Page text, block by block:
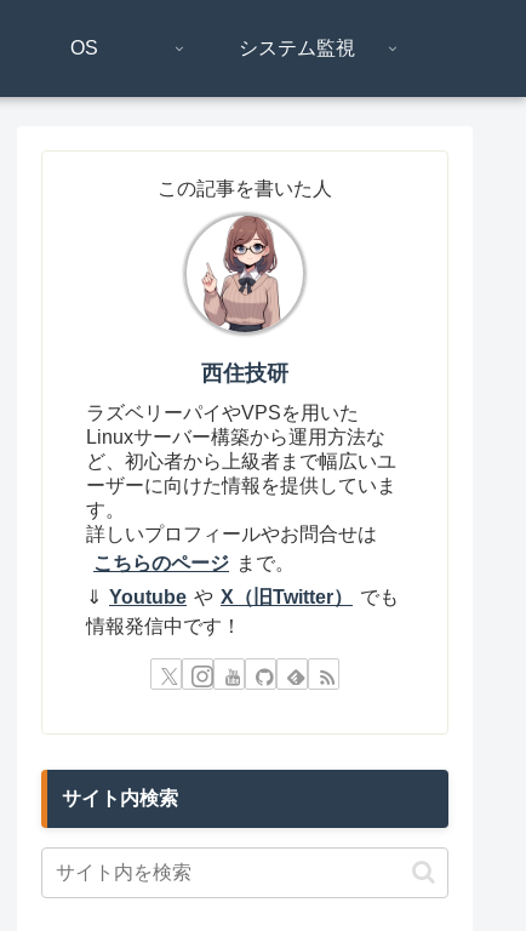
OS システム監視
この記事を書いた人
西住技研
ラズベリーパイやVPSを用いた
Linuxサーバー構築から運用方法な
ど、初心者から上級者まで幅広いユ
ーザーに向けた情報を提供していま
す。
詳しいプロフィールやお問合せは
こちらのページ まで。
⇓ Youtube や X（旧Twitter）
でも
情報発信中です！
サイト内検索